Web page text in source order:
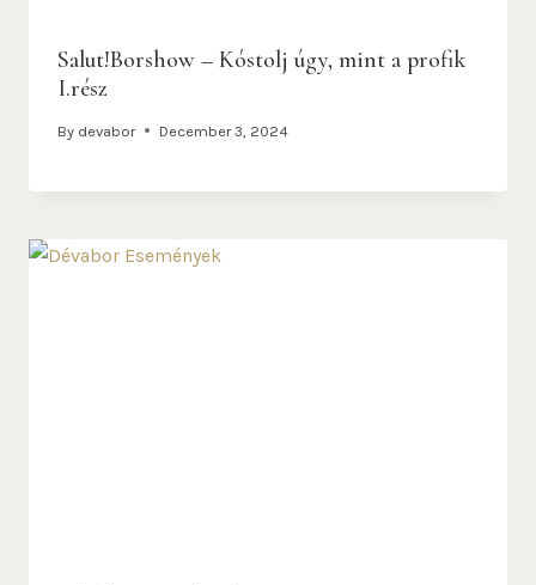
Salut!Borshow – Kóstolj úgy, mint a profik
I.rész
By devabor December 3, 2024